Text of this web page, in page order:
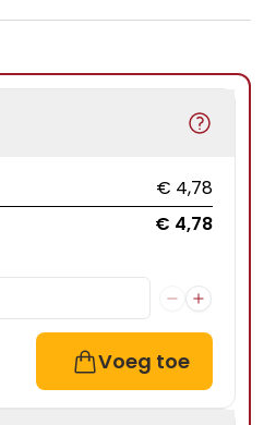
€ 4,78
€ 4,78
Voeg toe